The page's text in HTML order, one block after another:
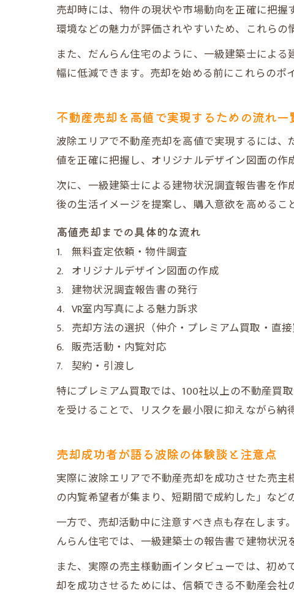
売却時には、物件の現状や市場動向を正確に把
環境などの魅力が評価されやすいため、これらの
また、だんらん住宅のように、一級建築士によ
幅に低減できます。売却を始める前にこれらの
不動産売却を高値で実現するための流れ一
波除エリアで不動産売却を高値で実現するには
値を正確に把握し、オリジナルデザイン図面の作
次に、一級建築士による建物状況調査報告書を
後の生活イメージを提案し、購入意欲を高めるこ
高値売却までの具体的な流れ
無料査定依頼・物件調査
オリジナルデザイン図面の作成
建物状況調査報告書の発行
VR室内写真による魅力訴求
売却方法の選択（仲介・プレミアム買取・直接
販売活動・内覧対応
契約・引渡し
特にプレミアム買取では、100社以上の不動産買
を受けることで、リスクを最小限に抑えながら納
売却成功者が語る波除の体験談と注意点
実際に波除エリアで不動産売却を成功させた売
の内覧希望者が集まり、短期間で成約した」など
一方で、売却活動中に注意すべき点も存在しま
んらん住宅では、一級建築士の報告書で建物状況
また、実際の売主様動画インタビューでは、初
却を成功させるためには、信頼できる不動産会